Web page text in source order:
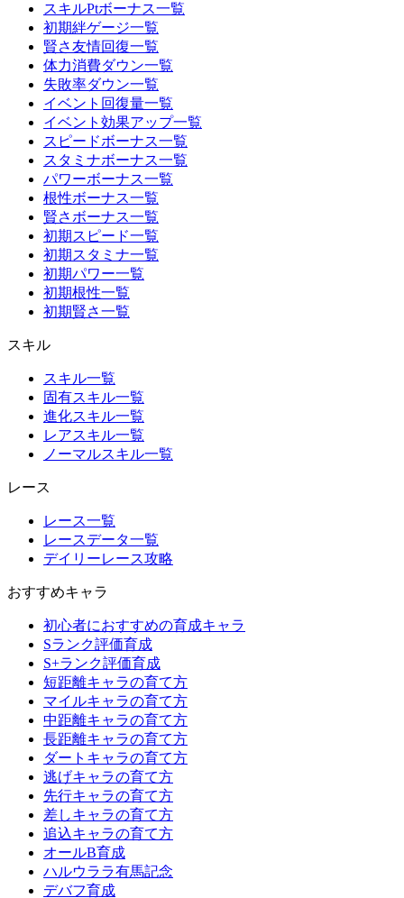
スキルPtボーナス一覧
初期絆ゲージ一覧
賢さ友情回復一覧
体力消費ダウン一覧
失敗率ダウン一覧
イベント回復量一覧
イベント効果アップ一覧
スピードボーナス一覧
スタミナボーナス一覧
パワーボーナス一覧
根性ボーナス一覧
賢さボーナス一覧
初期スピード一覧
初期スタミナ一覧
初期パワー一覧
初期根性一覧
初期賢さ一覧
スキル
スキル一覧
固有スキル一覧
進化スキル一覧
レアスキル一覧
ノーマルスキル一覧
レース
レース一覧
レースデータ一覧
デイリーレース攻略
おすすめキャラ
初心者におすすめの育成キャラ
Sランク評価育成
S+ランク評価育成
短距離キャラの育て方
マイルキャラの育て方
中距離キャラの育て方
長距離キャラの育て方
ダートキャラの育て方
逃げキャラの育て方
先行キャラの育て方
差しキャラの育て方
追込キャラの育て方
オールB育成
ハルウララ有馬記念
デバフ育成